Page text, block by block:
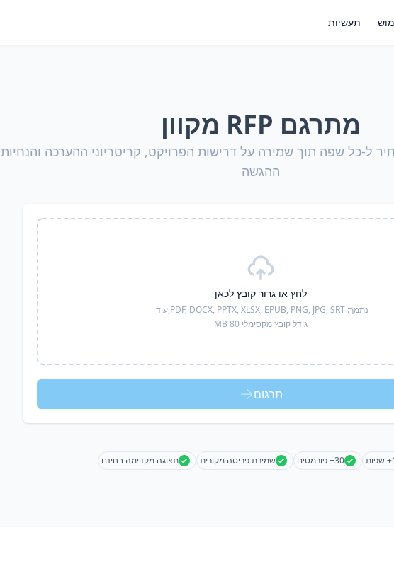
תעשיות
מתרגם RFP מקוון
ל-כל שפה תוך שמירה על דרישות הפרויקט, קריטריוני ההערכה והנחיות
ההגשה
לחץ או גרור קובץ לכאן
נתמך: PDF, DOCX, PPTX, XLSX, EPUB, PNG, JPG, SRT, עוד
גודל קובץ מקסימלי 80 MB
תרגום
30+ פורמטים שמירת פריסה מקורית תצוגה מקדימה בחינם